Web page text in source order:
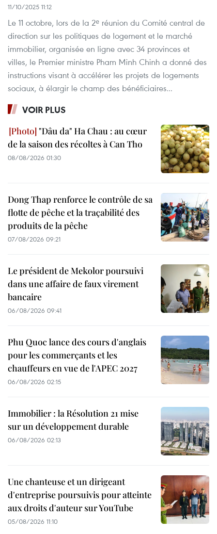
11/10/2025 11:12
Le 11 octobre, lors de la 2ᵉ réunion du Comité central de
direction sur les politiques de logement et le marché
immobilier, organisée en ligne avec 34 provinces et
villes, le Premier ministre Pham Minh Chinh a donné des
instructions visant à accélérer les projets de logements
sociaux, à élargir le champ des bénéficiaires...
VOIR PLUS
"Dâu da" Ha Chau : au cœur
de la saison des récoltes à Can Tho
08/08/2026 01:30
Dong Thap renforce le contrôle de sa
flotte de pêche et la traçabilité des
produits de la pêche
07/08/2026 09:21
Le président de Mekolor poursuivi
dans une affaire de faux virement
bancaire
06/08/2026 09:41
Phu Quoc lance des cours d'anglais
pour les commerçants et les
chauffeurs en vue de l'APEC 2027
06/08/2026 02:15
Immobilier : la Résolution 21 mise
sur un développement durable
06/08/2026 02:13
Une chanteuse et un dirigeant
d'entreprise poursuivis pour atteinte
aux droits d'auteur sur YouTube
05/08/2026 11:10